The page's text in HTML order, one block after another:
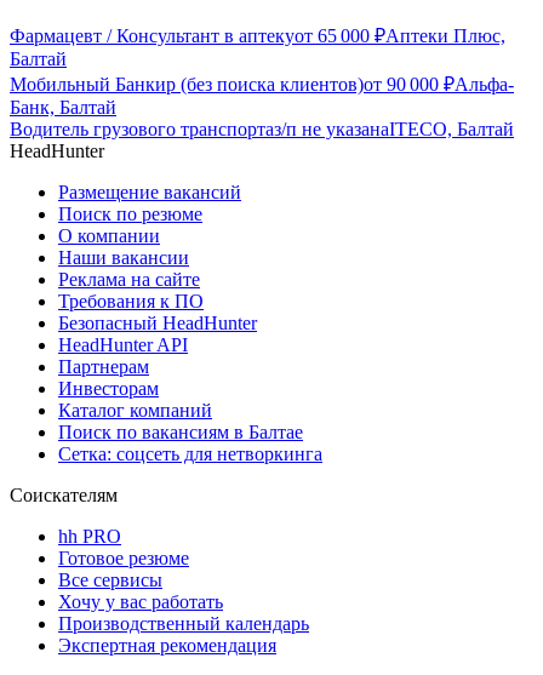
Фармацевт / Консультант в аптекуот 65 000 ₽Аптеки Плюс,
Балтай
Мобильный Банкир (без поиска клиентов)от 90 000 ₽Альфа-
Банк, Балтай
Водитель грузового транспортаз/п не указанаITECO, Балтай
HeadHunter
Размещение вакансий
Поиск по резюме
О компании
Наши вакансии
Реклама на сайте
Требования к ПО
Безопасный HeadHunter
HeadHunter API
Партнерам
Инвесторам
Каталог компаний
Поиск по вакансиям в Балтае
Сетка: соцсеть для нетворкинга
Соискателям
hh PRO
Готовое резюме
Все сервисы
Хочу у вас работать
Производственный календарь
Экспертная рекомендация